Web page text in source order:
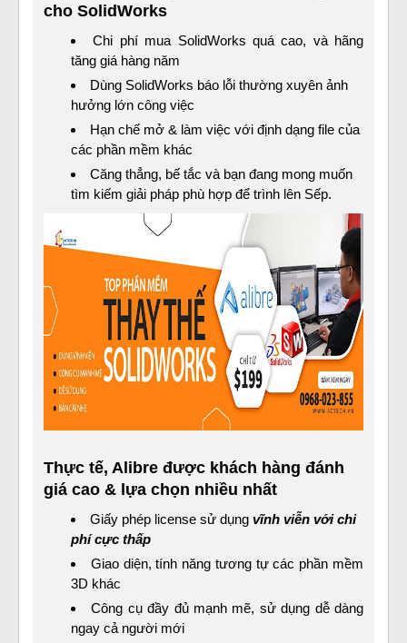
cho SolidWorks
Chi phí mua SolidWorks quá cao, và hãng
tăng giá hàng năm
Dùng SolidWorks báo lỗi thường xuyên ảnh
hưởng lớn công việc
Hạn chế mở & làm việc với định dạng file của
các phần mềm khác
Căng thẳng, bế tắc và bạn đang mong muốn
tìm kiếm giải pháp phù hợp để trình lên Sếp.
Thực tế, Alibre được khách hàng đánh
giá cao & lựa chọn nhiều nhất
Giấy phép license sử dụng vĩnh viễn với chi
phí cực thấp
Giao diện, tính năng tương tự các phần mềm
3D khác
Công cụ đầy đủ mạnh mẽ, sử dụng dễ dàng
ngay cả người mới